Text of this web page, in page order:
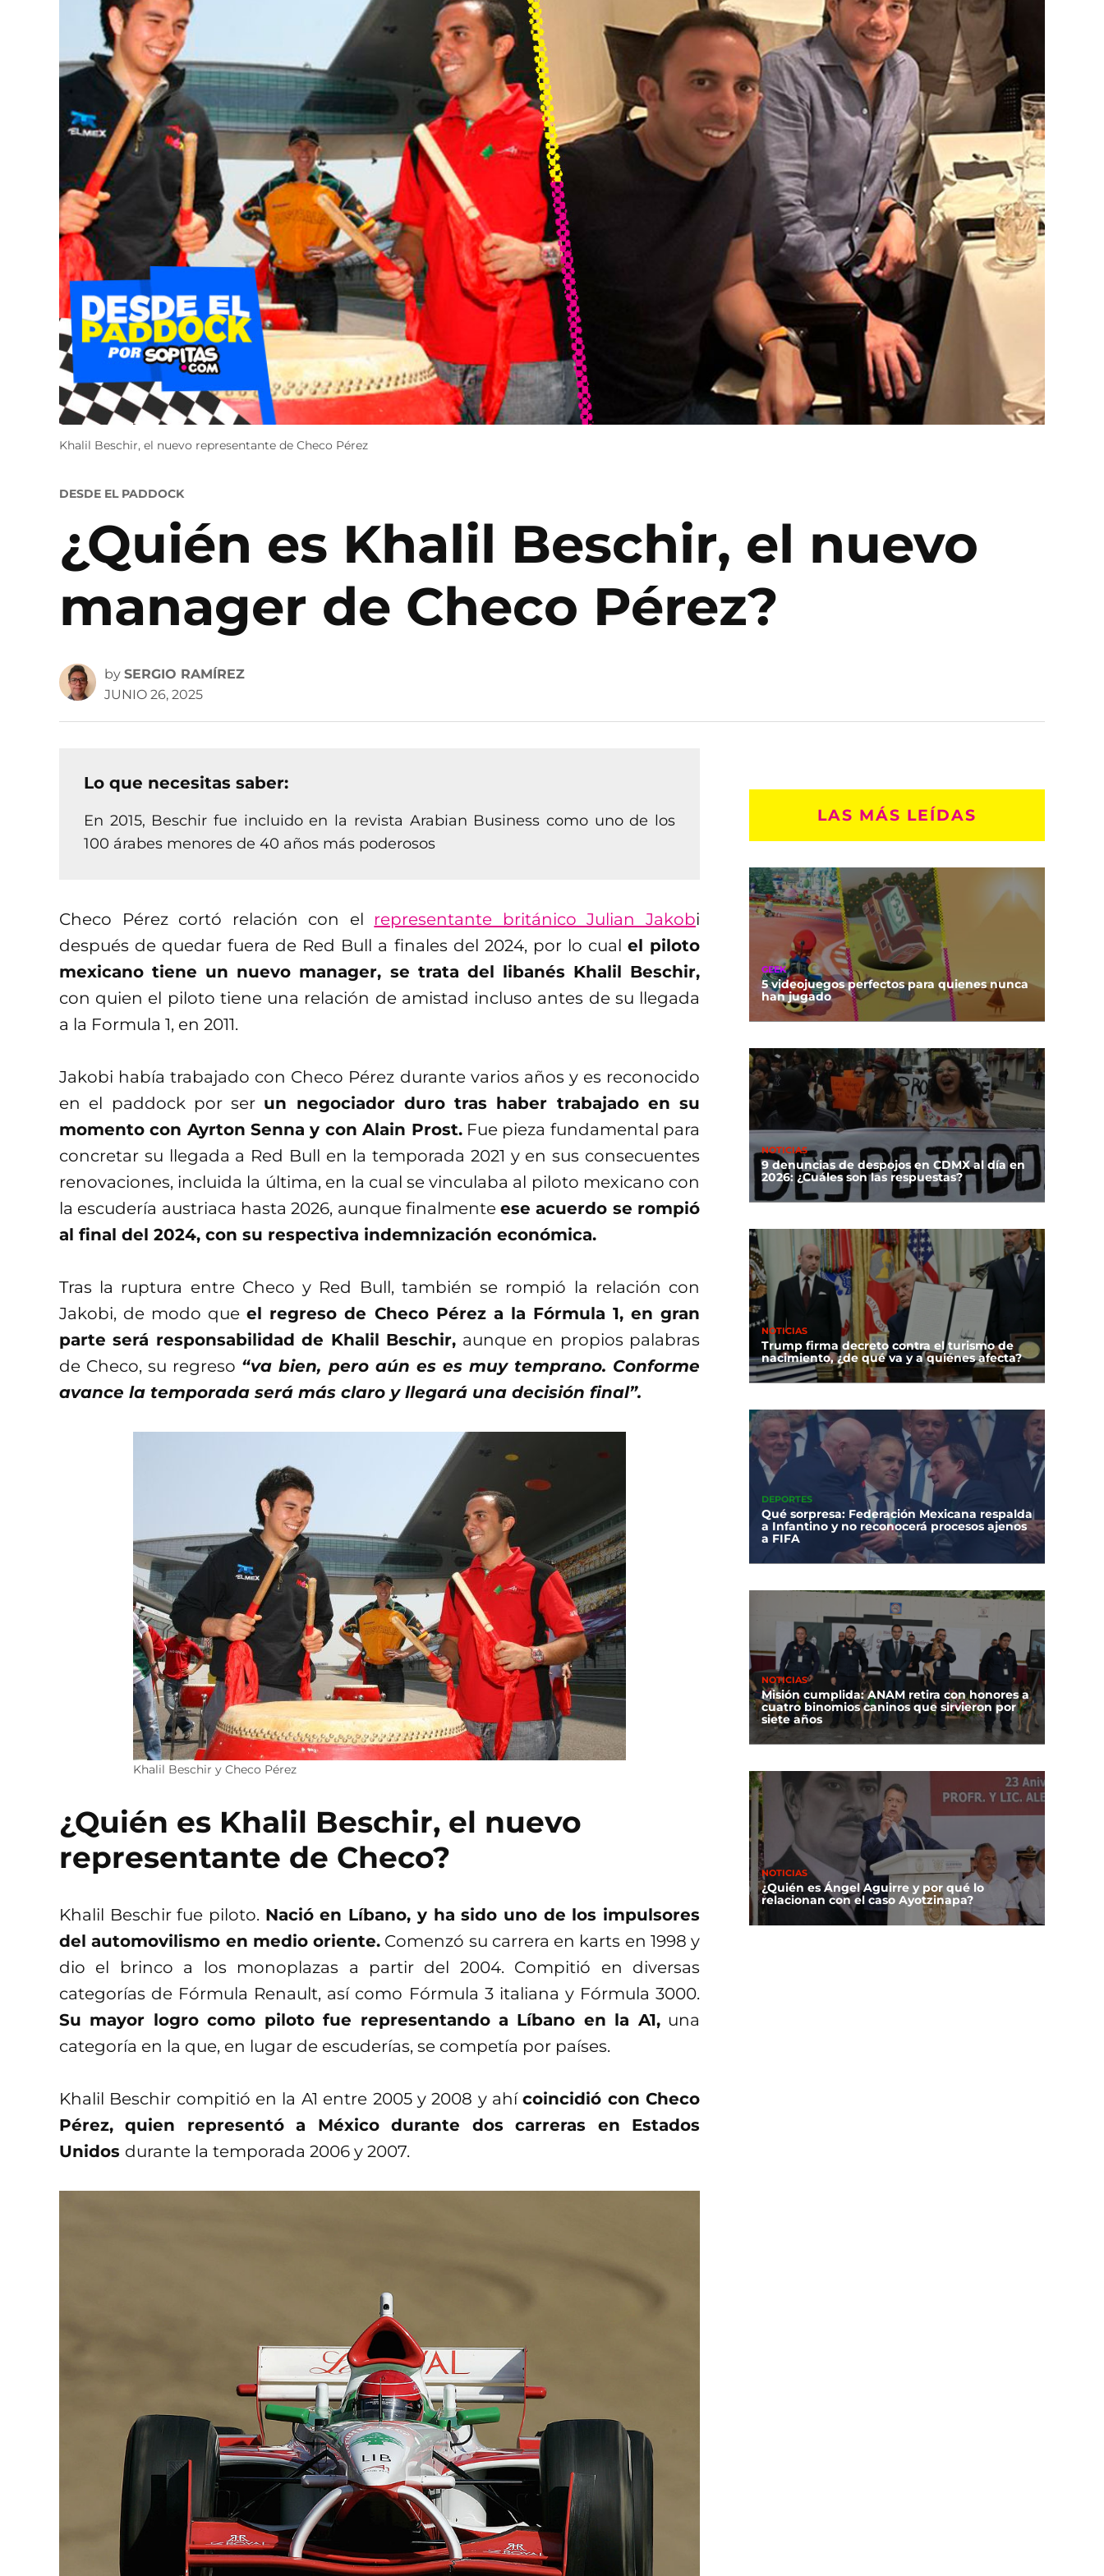
Khalil Beschir, el nuevo representante de Checo Pérez
POSTED
DESDE EL PADDOCK
¿Quién es Khalil Beschir, el nuevo
manager de Checo Pérez?
by SERGIO RAMÍREZ
JUNIO 26, 2025
Lo que necesitas saber:
En 2015, Beschir fue incluido en la revista Arabian Business como uno de los
100 árabes menores de 40 años más poderosos
Checo Pérez cortó relación con el representante británico Julian Jakobi
después de quedar fuera de Red Bull a finales del 2024, por lo cual el piloto
mexicano tiene un nuevo manager, se trata del libanés Khalil Beschir,
con quien el piloto tiene una relación de amistad incluso antes de su llegada
a la Formula 1, en 2011.
Jakobi había trabajado con Checo Pérez durante varios años y es reconocido
en el paddock por ser un negociador duro tras haber trabajado en su
momento con Ayrton Senna y con Alain Prost.Fue pieza fundamental para
concretar su llegada a Red Bull en la temporada 2021 y en sus consecuentes
renovaciones, incluida la última, en la cual se vinculaba al piloto mexicano con
la escudería austriaca hasta 2026, aunque finalmenteese acuerdo se rompió
al final del 2024, con su respectiva indemnización económica.
Tras la ruptura entre Checo y Red Bull, también se rompió la relación con
Jakobi, de modo queel regreso de Checo Pérez a la Fórmula 1, en gran
parte será responsabilidad de Khalil Beschir, aunque en propios palabras
de Checo, su regreso “va bien, pero aún es es muy temprano. Conforme
avance la temporada será más claro y llegará una decisión final”.
Khalil Beschir y Checo Pérez
¿Quién es Khalil Beschir, el nuevo
representante de Checo?
Khalil Beschir fue piloto. Nació en Líbano, y ha sido uno de los impulsores
del automovilismo en medio oriente. Comenzó su carrera en karts en 1998 y
dio el brinco a los monoplazas a partir del 2004. Compitió en diversas
categorías de Fórmula Renault, así como Fórmula 3 italiana y Fórmula 3000.
Su mayor logro como piloto fue representando a Líbano en la A1,una
categoría en la que, en lugar de escuderías, se competía por países.
Khalil Beschir compitió en la A1 entre 2005 y 2008 y ahícoincidió con Checo
Pérez, quien representó a México durante dos carreras en Estados
Unidos durante la temporada 2006 y 2007.
LAS MÁS LEÍDAS
GEEK
5 videojuegos perfectos para quienes nunca
han jugado
NOTICIAS
9 denuncias de despojos en CDMX al día en
2026: ¿Cuáles son las respuestas?
NOTICIAS
Trump firma decreto contra el turismo de
nacimiento, ¿de qué va y a quiénes afecta?
DEPORTES
Qué sorpresa: Federación Mexicana respalda
a Infantino y no reconocerá procesos ajenos
a FIFA
NOTICIAS
Misión cumplida: ANAM retira con honores a
cuatro binomios caninos que sirvieron por
siete años
NOTICIAS
¿Quién es Ángel Aguirre y por qué lo
relacionan con el caso Ayotzinapa?